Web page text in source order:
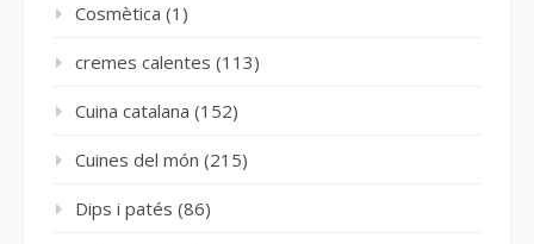
Cosmètica (1)
cremes calentes (113)
Cuina catalana (152)
Cuines del món (215)
Dips i patés (86)